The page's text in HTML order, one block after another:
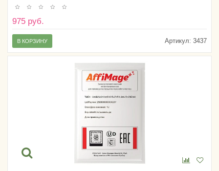
975 руб.
Артикул: 3437
В КОРЗИНУ